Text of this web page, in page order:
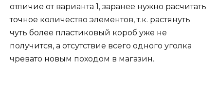
отличие от варианта 1, заранее нужно расчитать
точное количество элементов, т.к. растянуть
чуть более пластиковый короб уже не
получится, а отсутствие всего одного уголка
чревато новым походом в магазин.